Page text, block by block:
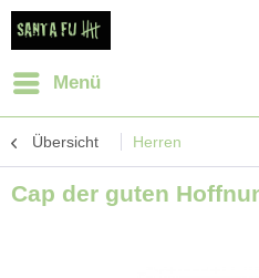
Menü
Übersicht Herren
Cap der guten